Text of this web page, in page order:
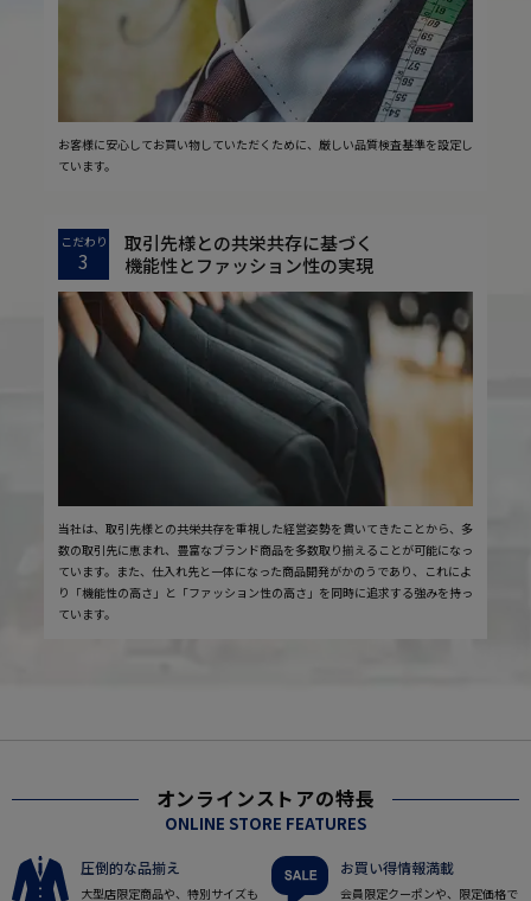
お客様に安心してお買い物していただくために、厳しい品質検査基準を設定し
ています。
こだわり
3
取引先様との共栄共存に基づく
機能性とファッション性の実現
当社は、取引先様との共栄共存を重視した経営姿勢を貫いてきたことから、多
数の取引先に恵まれ、豊富なブランド商品を多数取り揃えることが可能になっ
ています。また、仕入れ先と一体になった商品開発がかのうであり、これによ
り「機能性の高さ」と「ファッション性の高さ」を同時に追求する強みを持っ
ています。
オンラインストアの特長
ONLINE STORE FEATURES
圧倒的な品揃え
大型店限定商品や、特別サイズも
お買い得情報満載
会員限定クーポンや、限定価格で